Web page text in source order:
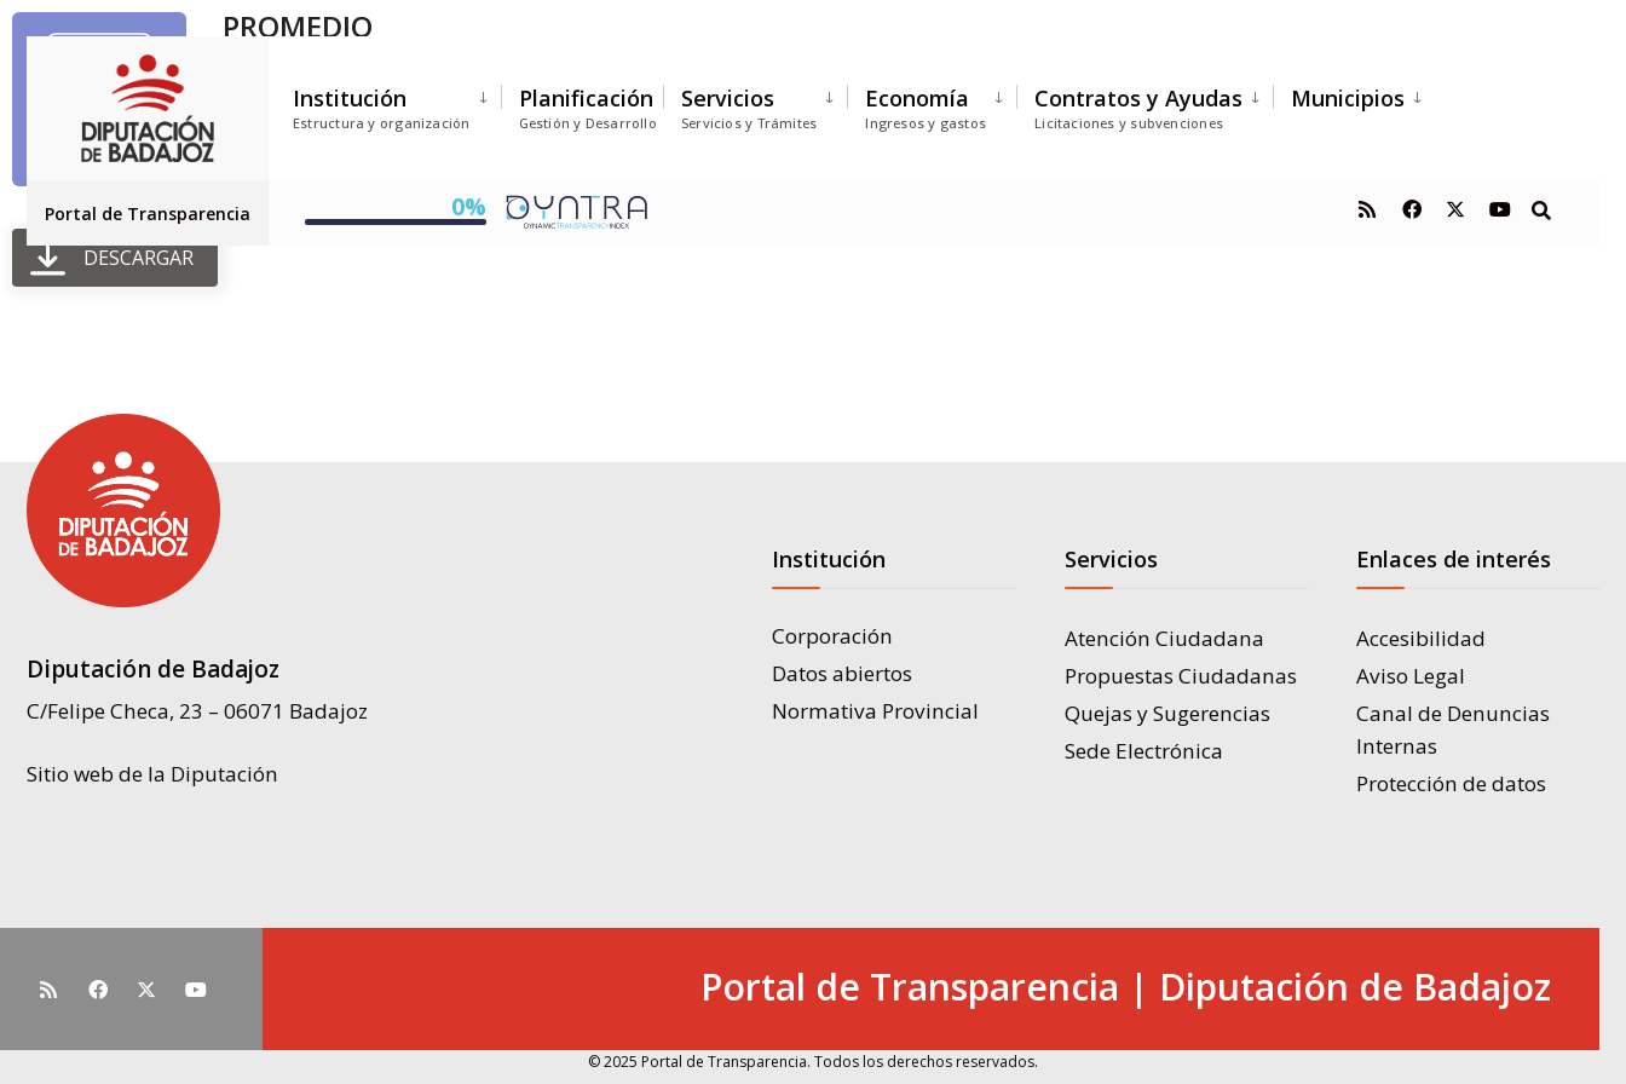
Institución
Estructura y organización
Planificación
Gestión y Desarrollo
Servicios
Servicios y Trámites
Economía
Ingresos y gastos
Contratos y Ayudas
Licitaciones y subvenciones
Municipios
Portal de Transparencia 0%
PROMEDIO
Creado: 28-07-2025
Actualizado: 28-07-2025
DESCARGAR
Diputación de Badajoz
C/Felipe Checa, 23 – 06071 Badajoz
Sitio web de la Diputación
Institución
Corporación
Datos abiertos
Normativa Provincial
Servicios
Atención Ciudadana
Propuestas Ciudadanas
Quejas y Sugerencias
Sede Electrónica
Enlaces de interés
Accesibilidad
Aviso Legal
Canal de Denuncias
Internas
Protección de datos
Portal de Transparencia | Diputación de Badajoz
© 2025 Portal de Transparencia. Todos los derechos reservados.